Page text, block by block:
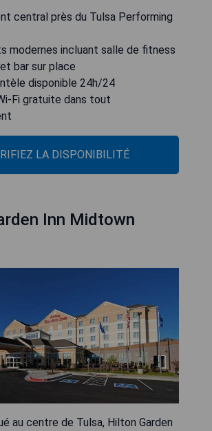
central près du Tulsa Performing
modernes incluant salle de fitness
bar sur place
disponible 24h/24
Fi gratuite dans tout
LA DISPONIBILITÉ
Inn Midtown
au centre de Tulsa, Hilton Garden